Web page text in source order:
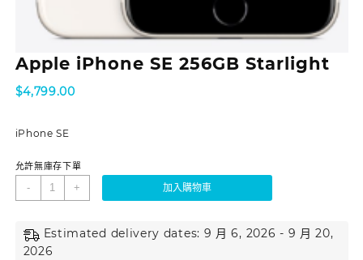
Apple iPhone SE 256GB Starlight
$4,799.00
iPhone SE
允許無庫存下單
- + 加入購物車
Estimated delivery dates: 9 月 6, 2026 - 9 月 20,
2026